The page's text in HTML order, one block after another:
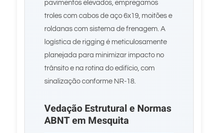
pavimentos elevados, empregamos
troles com cabos de aço 6x19, moitões e
roldanas com sistema de frenagem. A
logística de rigging é meticulosamente
planejada para minimizar impacto no
trânsito e na rotina do edifício, com
sinalização conforme NR-18.
Vedação Estrutural e Normas
ABNT em Mesquita